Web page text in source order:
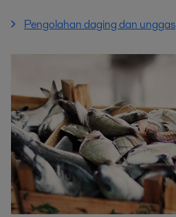
Pengolahan daging dan unggas